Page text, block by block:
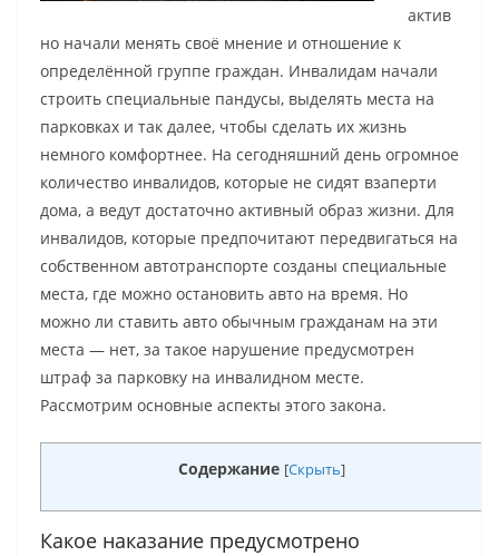
актив
но начали менять своё мнение и отношение к
определённой группе граждан. Инвалидам начали
строить специальные пандусы, выделять места на
парковках и так далее, чтобы сделать их жизнь
немного комфортнее. На сегодняшний день огромное
количество инвалидов, которые не сидят взаперти
дома, а ведут достаточно активный образ жизни. Для
инвалидов, которые предпочитают передвигаться на
собственном автотранспорте созданы специальные
места, где можно остановить авто на время. Но
можно ли ставить авто обычным гражданам на эти
места — нет, за такое нарушение предусмотрен
штраф за парковку на инвалидном месте.
Рассмотрим основные аспекты этого закона.
Содержание [Скрыть]
Какое наказание предусмотрено